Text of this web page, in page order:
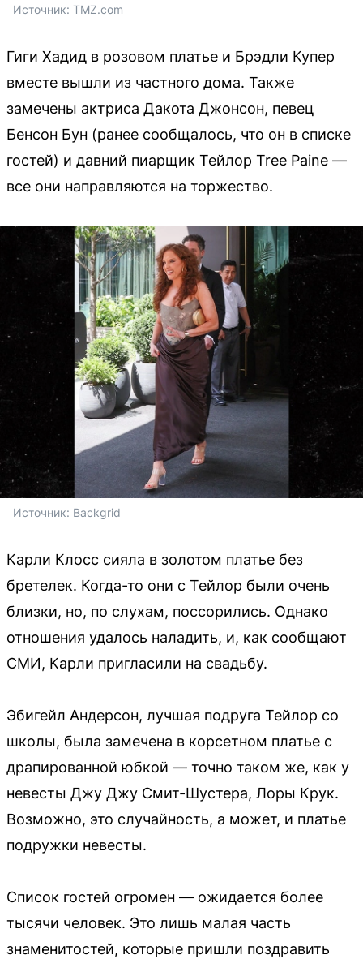
Источник: TMZ.com
Гиги Хадид в розовом платье и Брэдли Купер
вместе вышли из частного дома. Также
замечены актриса Дакота Джонсон, певец
Бенсон Бун (ранее сообщалось, что он в списке
гостей) и давний пиарщик Тейлор Tree Paine —
все они направляются на торжество.
Источник: Backgrid
Карли Клосс сияла в золотом платье без
бретелек. Когда-то они с Тейлор были очень
близки, но, по слухам, поссорились. Однако
отношения удалось наладить, и, как сообщают
СМИ, Карли пригласили на свадьбу.
Эбигейл Андерсон, лучшая подруга Тейлор со
школы, была замечена в корсетном платье с
драпированной юбкой — точно таком же, как у
невесты Джу Джу Смит-Шустера, Лоры Крук.
Возможно, это случайность, а может, и платье
подружки невесты.
Список гостей огромен — ожидается более
тысячи человек. Это лишь малая часть
знаменитостей, которые пришли поздравить